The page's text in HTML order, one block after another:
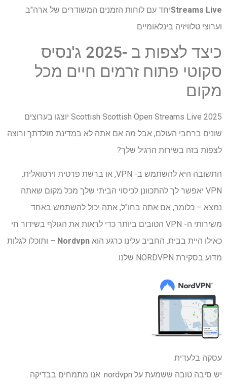
Streams Liveיחד עם לוחות הזמנים המשודרים של ארה"ב
וערוצי טלוויזיה בינלאומיים.
כיצד לצפות ב -2025 ג'נסיס
סקוטי פתוח זרמים חיים מכל
מקום
2025 Scottish Scottish Open Streams Live יוצגו בערוצים
שונים ברחבי העולם, אבל מה אם אתה לא במדינת מולדתך ורוצה
לצפות בזה בשירות הרגיל שלך?
התשובה היא להשתמש ב- VPN, או ברשת פרטית וירטואלית.
VPN יאפשר לך להתכוונן לכיסוי הביתי שלך מכל מקום שאתה
נמצא – כלומר, אם אתה בחו"ל, אתה יכול להשתמש באחד
משירותי ה- VPN הטובים ביותר כדי לראות את הגולף בשידור חי
כאילו היית בבית. החביב עלינו כרגע הוא Nordvpn – ותוכלו לגלות
מדוע בסקירת NORDVPN שלנו.
עסקה בלעדית
יש סיבה טובה ששמעת על nordvpn. אנו מתמחים בבדיקה